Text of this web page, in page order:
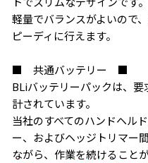
軽量でバランスがよいので
ピーディに行えます。
■ 共通バッテリー ■
BLiバッテリーパックは、
計されています。
当社のすべてのハンドヘル
ー、およびヘッジトリマー
ながら、作業を続けること